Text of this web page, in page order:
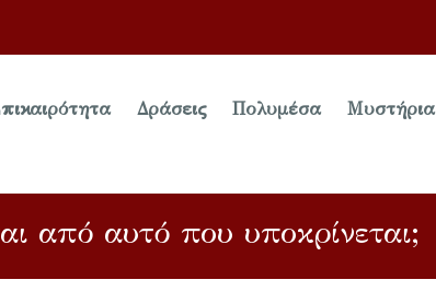
Δράσεις Πολυμέσα Μυστήρια
από αυτό που υποκρίνεται;